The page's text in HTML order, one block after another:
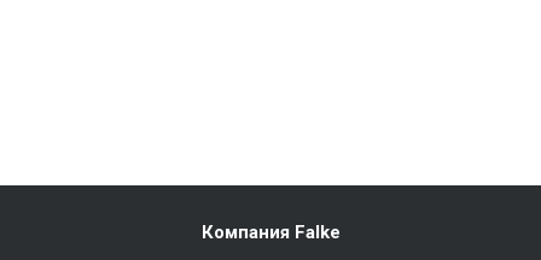
Компания Falke